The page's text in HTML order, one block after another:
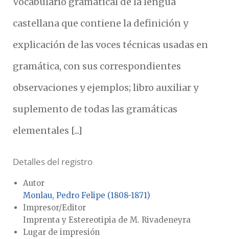
castellana que contiene la definición y
explicación de las voces técnicas usadas en
gramática, con sus correspondientes
observaciones y ejemplos; libro auxiliar y
suplemento de todas las gramáticas
elementales [...]
Detalles del registro
Autor
Monlau, Pedro Felipe (1808-1871)
Impresor/Editor
Imprenta y Estereotipia de M. Rivadeneyra
Lugar de impresión